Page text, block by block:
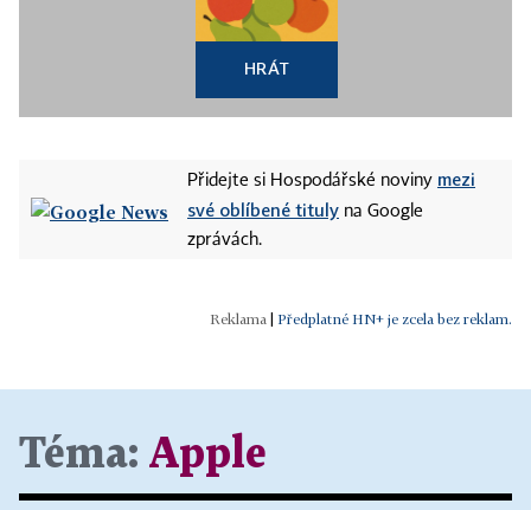
HRÁT
Přidejte si Hospodářské noviny mezi
své oblíbené tituly na Google
zprávách.
Předplatné HN+ je zcela bez reklam.
Téma: Apple